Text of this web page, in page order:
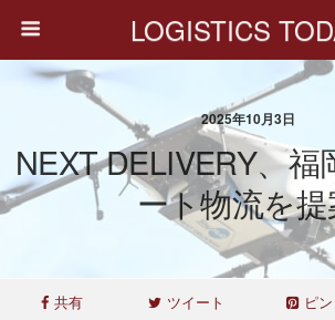
LOGISTICS
2025年10月3日
NEXT DELIVERY、
ート物流を提
共有 ツイート ピン